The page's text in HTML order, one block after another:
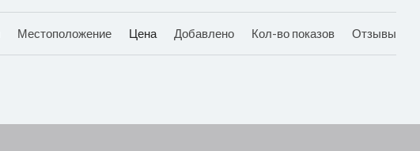
Местоположение Цена Добавлено Кол-во показов Отзывы